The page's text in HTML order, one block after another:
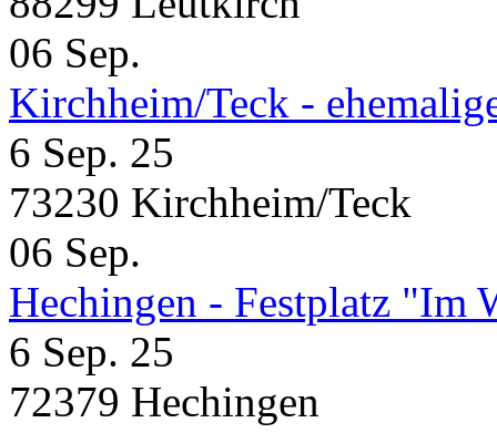
06 Sep.
Kirchheim/Teck -
6 Sep. 25
73230 Kirchheim/Teck
06 Sep.
Hechingen - Festplatz "Im
6 Sep. 25
72379 Hechingen